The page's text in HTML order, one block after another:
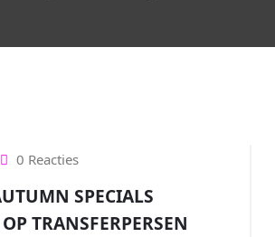
0 Reacties
SPECIALS
TRANSFERPERSEN